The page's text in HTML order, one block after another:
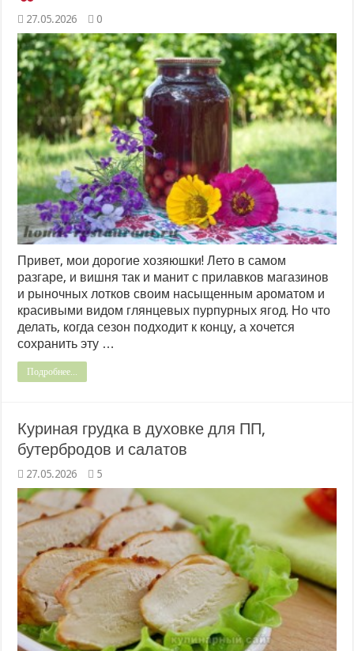
27.05.2026 0
Привет, мои дорогие хозяюшки! Лето в самом
разгаре, и вишня так и манит с прилавков магазинов
и рыночных лотков своим насыщенным ароматом и
красивыми видом глянцевых пурпурных ягод. Но что
делать, когда сезон подходит к концу, а хочется
сохранить эту …
Подробнее...
Куриная грудка в духовке для ПП,
бутербродов и салатов
27.05.2026 5